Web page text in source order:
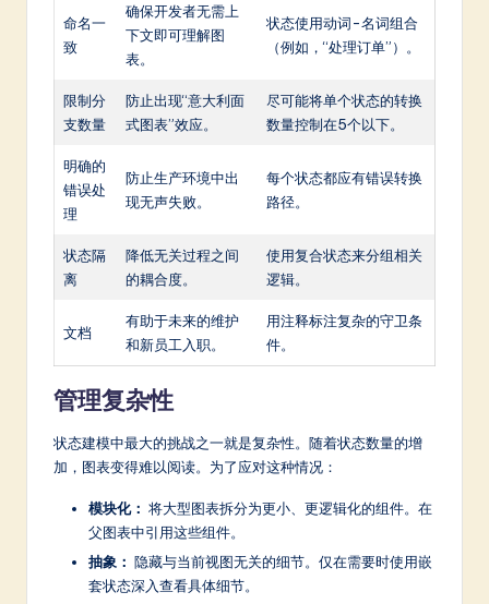
命名一
致
确保开发者无需上
下文即可理解图
表。
状态使用动词-名词组合
（例如，“处理订单”）。
限制分
支数量
防止出现“意大利面
式图表”效应。
尽可能将单个状态的转换
数量控制在5个以下。
明确的
错误处
理
防止生产环境中出
现无声失败。
每个状态都应有错误转换
路径。
状态隔
离
降低无关过程之间
的耦合度。
使用复合状态来分组相关
逻辑。
文档
有助于未来的维护
和新员工入职。
用注释标注复杂的守卫条
件。
管理复杂性
状态建模中最大的挑战之一就是复杂性。随着状态数量的增
加，图表变得难以阅读。为了应对这种情况：
模块化： 将大型图表拆分为更小、更逻辑化的组件。在
父图表中引用这些组件。
抽象： 隐藏与当前视图无关的细节。仅在需要时使用嵌
套状态深入查看具体细节。